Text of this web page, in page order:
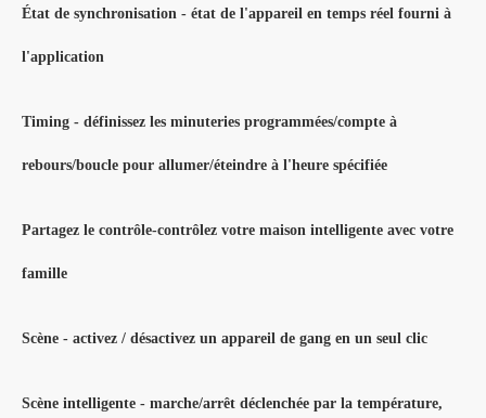
État de synchronisation - état de l'appareil en temps réel fourni à
l'application
Timing - définissez les minuteries programmées/compte à
rebours/boucle pour allumer/éteindre à l'heure spécifiée
Partagez le contrôle-contrôlez votre maison intelligente avec votre
famille
Scène - activez / désactivez un appareil de gang en un seul clic
Scène intelligente - marche/arrêt déclenchée par la température,